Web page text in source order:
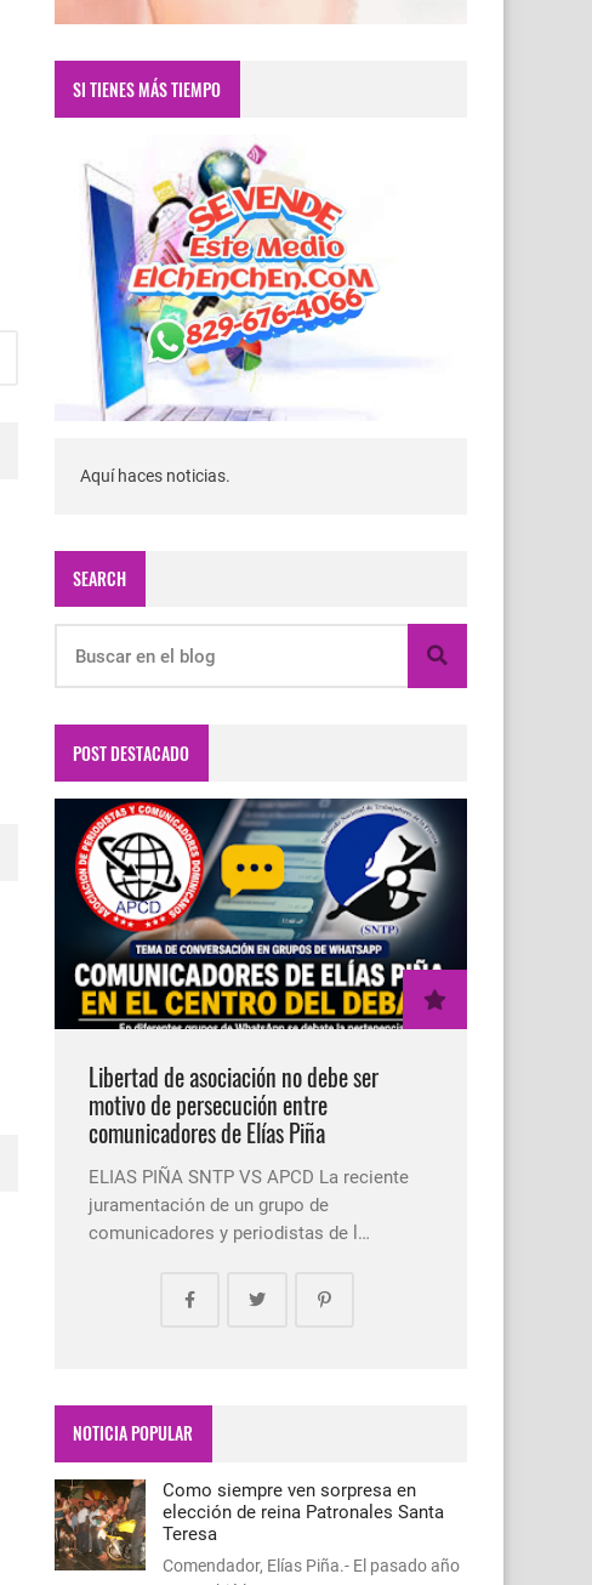
SI TIENES MÁS TIEMPO
Aquí haces noticias.
SEARCH
POST DESTACADO
Libertad de asociación no debe ser
motivo de persecución entre
comunicadores de Elías Piña
ELIAS PIÑA SNTP VS APCD La reciente
juramentación de un grupo de
comunicadores y periodistas de l…
NOTICIA POPULAR
Como siempre ven sorpresa en
elección de reina Patronales Santa
Teresa
Comendador, Elías Piña.- El pasado año